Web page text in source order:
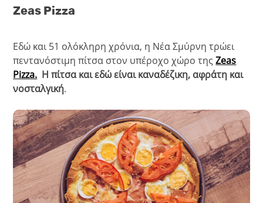
Zeas Pizza
Εδώ και 51 ολόκληρη χρόνια, η Νέα Σμύρνη τρώει
πεντανόστιμη πίτσα στον υπέροχο χώρο τηςZeas
Pizza. Η πίτσα και εδώ είναι καναδέζικη, αφράτη και
νοσταλγική.